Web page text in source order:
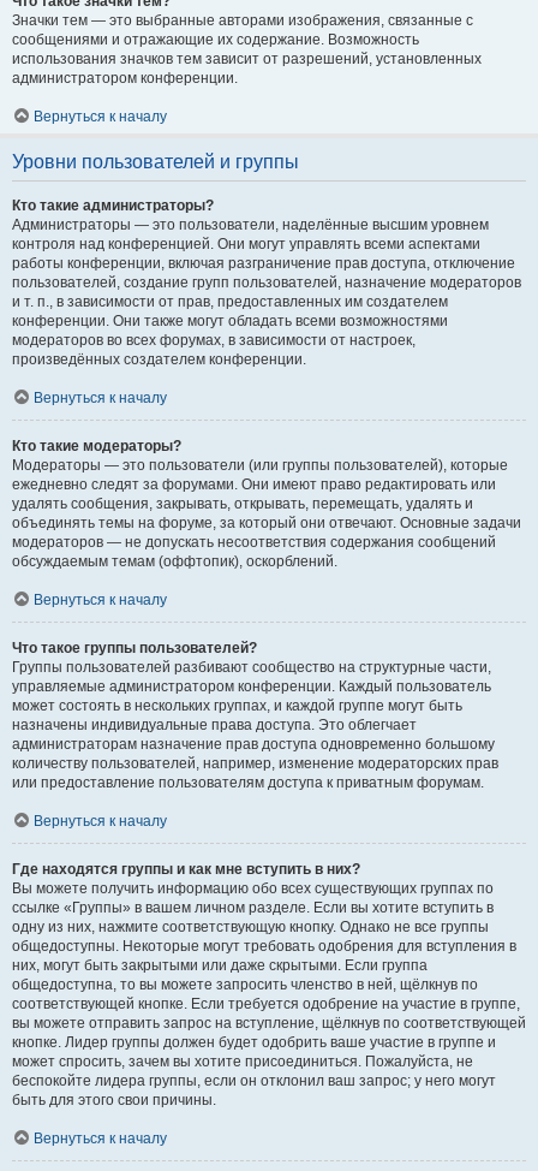
Значки тем — это выбранные авторами изображения, связанные с
сообщениями и отражающие их содержание. Возможность
использования значков тем зависит от разрешений, установленных
администратором конференции.
Вернуться к началу
Уровни пользователей и группы
Кто такие администраторы?
Администраторы — это пользователи, наделённые высшим уровнем
контроля над конференцией. Они могут управлять всеми аспектами
работы конференции, включая разграничение прав доступа, отключение
пользователей, создание групп пользователей, назначение модераторов
и т. п., в зависимости от прав, предоставленных им создателем
конференции. Они также могут обладать всеми возможностями
модераторов во всех форумах, в зависимости от настроек,
произведённых создателем конференции.
Вернуться к началу
Кто такие модераторы?
Модераторы — это пользователи (или группы пользователей), которые
ежедневно следят за форумами. Они имеют право редактировать или
удалять сообщения, закрывать, открывать, перемещать, удалять и
объединять темы на форуме, за который они отвечают. Основные задачи
модераторов — не допускать несоответствия содержания сообщений
обсуждаемым темам (оффтопик), оскорблений.
Вернуться к началу
Что такое группы пользователей?
Группы пользователей разбивают сообщество на структурные части,
управляемые администратором конференции. Каждый пользователь
может состоять в нескольких группах, и каждой группе могут быть
назначены индивидуальные права доступа. Это облегчает
администраторам назначение прав доступа одновременно большому
количеству пользователей, например, изменение модераторских прав
или предоставление пользователям доступа к приватным форумам.
Вернуться к началу
Где находятся группы и как мне вступить в них?
Вы можете получить информацию обо всех существующих группах по
ссылке «Группы» в вашем личном разделе. Если вы хотите вступить в
одну из них, нажмите соответствующую кнопку. Однако не все группы
общедоступны. Некоторые могут требовать одобрения для вступления в
них, могут быть закрытыми или даже скрытыми. Если группа
общедоступна, то вы можете запросить членство в ней, щёлкнув по
соответствующей кнопке. Если требуется одобрение на участие в группе,
вы можете отправить запрос на вступление, щёлкнув по соответствующей
кнопке. Лидер группы должен будет одобрить ваше участие в группе и
может спросить, зачем вы хотите присоединиться. Пожалуйста, не
беспокойте лидера группы, если он отклонил ваш запрос; у него могут
быть для этого свои причины.
Вернуться к началу